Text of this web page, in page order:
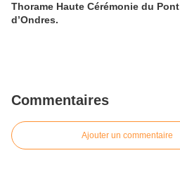
Thorame Haute Cérémonie du Pont
d’Ondres.
Commentaires
Ajouter un commentaire